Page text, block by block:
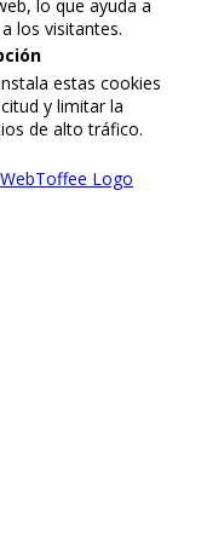
lo que ayuda a
los visitantes.
estas cookies
y limitar la
de alto tráfico.